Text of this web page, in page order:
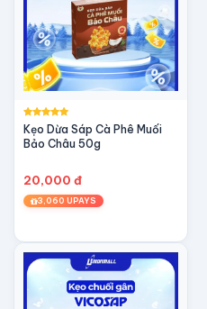
Kẹo Dừa Sáp Cà Phê Muối
Bảo Châu 50g
20,000 đ
3,060 UPAYS